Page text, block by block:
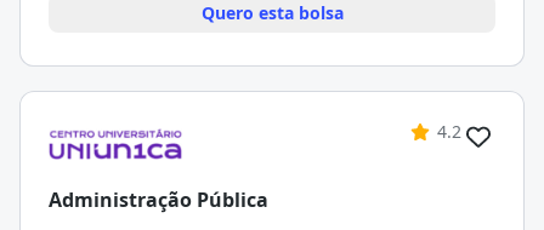
Quero esta bolsa
4.2
Administração Pública